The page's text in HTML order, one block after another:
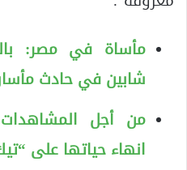
مأساة في مصر:
شابين في حادث
من أجل
انهاء حياتها على